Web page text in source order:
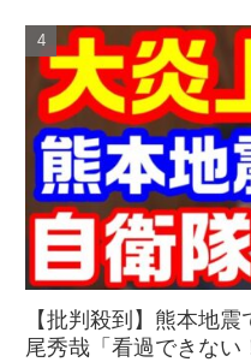
【批判殺到】熊本地
尾秀哉「看過できない